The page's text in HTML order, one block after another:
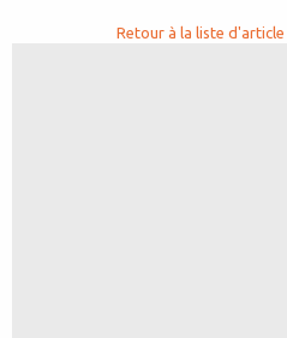
Retour à la liste d'article